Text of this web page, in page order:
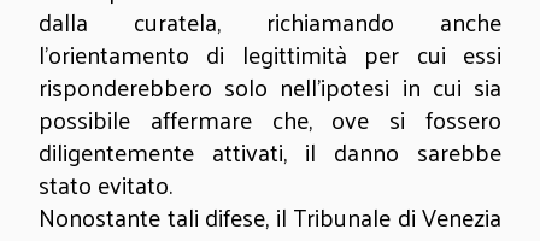
dalla curatela, richiamando anche
l’orientamento di legittimità per cui essi
risponderebbero solo nell’ipotesi in cui sia
possibile affermare che, ove si fossero
diligentemente attivati, il danno sarebbe
stato evitato.
Nonostante tali difese, il Tribunale di Venezia